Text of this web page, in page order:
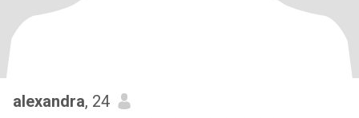
alexandra, 24